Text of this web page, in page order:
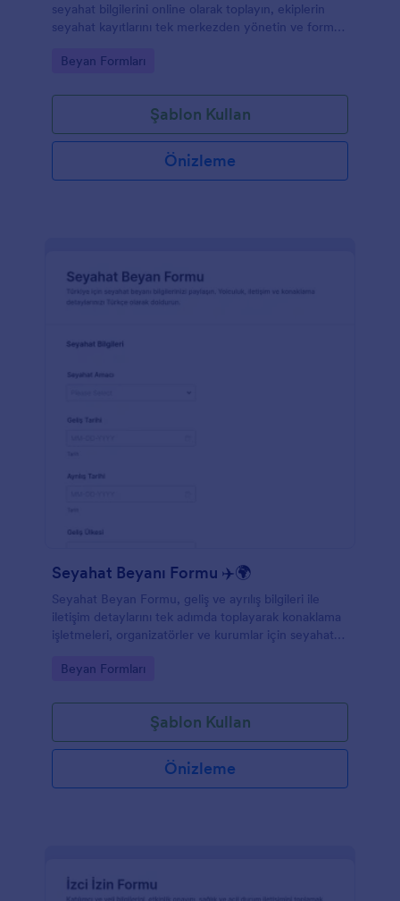
seyahat bilgilerini online olarak toplayın, ekiplerin
seyahat kayıtlarını tek merkezden yönetin ve form
Go to Category:
Beyan Formları
Şablon Kullan
Önizleme
Seyahat Beyanı Formu ✈️🌍
Seyahat Beyan Formu, geliş ve ayrılış bilgileri ile
iletişim detaylarını tek adımda toplayarak konaklama
işletmeleri, organizatörler ve kurumlar için seyahat
Go to Category:
Beyan Formları
Şablon Kullan
Önizleme